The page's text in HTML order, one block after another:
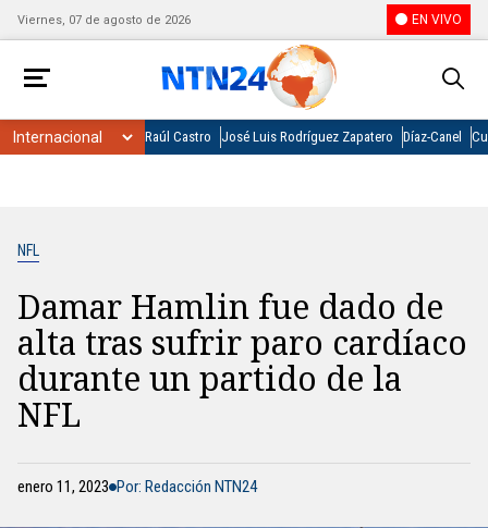
Viernes, 07 de agosto de 2026 EN VIVO
Raúl Castro José Luis Rodríguez Zapatero Díaz-Canel
NFL
Damar Hamlin fue dado de
alta tras sufrir paro cardíaco
durante un partido de la
NFL
enero 11, 2023 Por: Redacción NTN24